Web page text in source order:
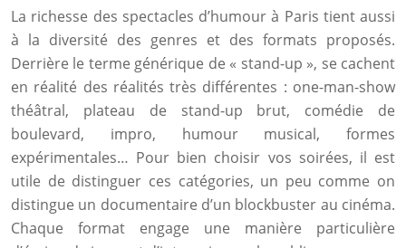
La richesse des spectacles d’humour à Paris tient aussi
à la diversité des genres et des formats proposés.
Derrière le terme générique de « stand-up », se cachent
en réalité des réalités très différentes : one-man-show
théâtral, plateau de stand-up brut, comédie de
boulevard, impro, humour musical, formes
expérimentales… Pour bien choisir vos soirées, il est
utile de distinguer ces catégories, un peu comme on
distingue un documentaire d’un blockbuster au cinéma.
Chaque format engage une manière particulière